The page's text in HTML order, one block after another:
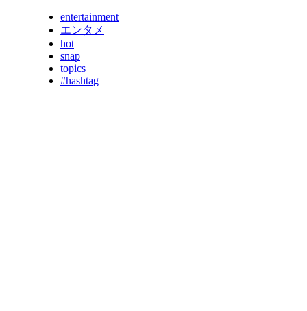
entertainment
エンタメ
hot
snap
topics
#hashtag